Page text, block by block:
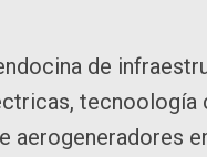
de
aerogeneradores